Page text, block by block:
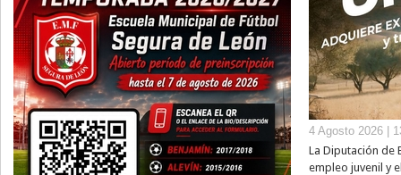
4 Agosto 2026 |
La Diputación de
empleo juvenil y